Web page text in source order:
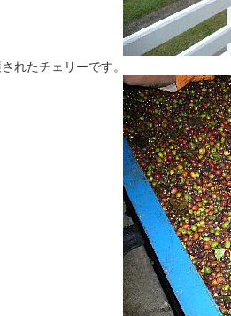
れたチェリーです。